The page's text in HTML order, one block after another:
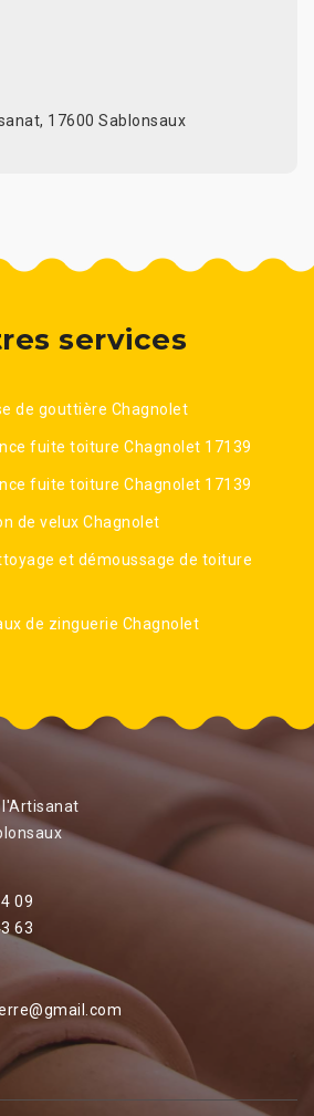
17600 Sablonsaux
services
de gouttière Chagnolet
fuite toiture Chagnolet 17139
fuite toiture Chagnolet 17139
de velux Chagnolet
et démoussage de toiture
de zinguerie Chagnolet
l'Artisanat
09
63